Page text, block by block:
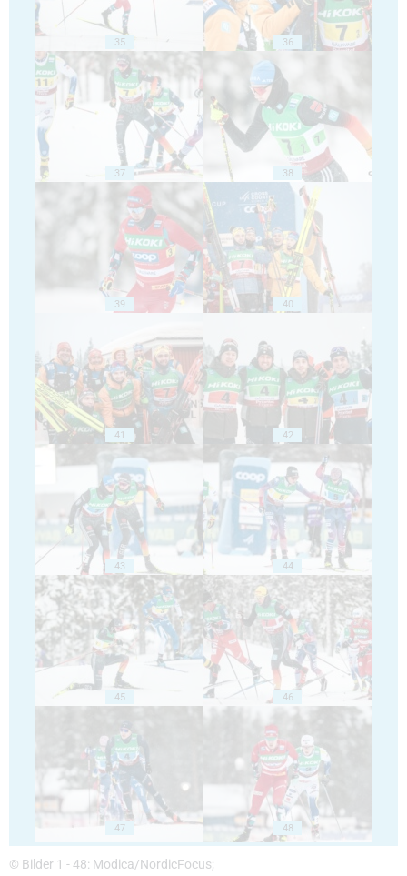
35 36
37 38
39 40
41 42
43 44
45 46
47 48
© Bilder 1 - 48: Modica/NordicFocus;